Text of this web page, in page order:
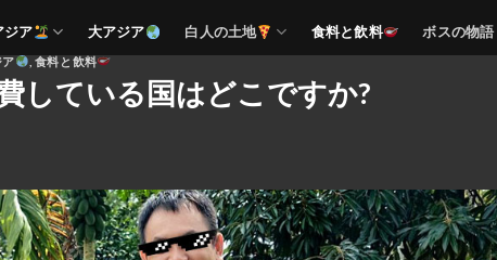
ジア 大アジア 白人の土地 食料と飲料 ボスの物語
食料と飲料
している国はどこですか?